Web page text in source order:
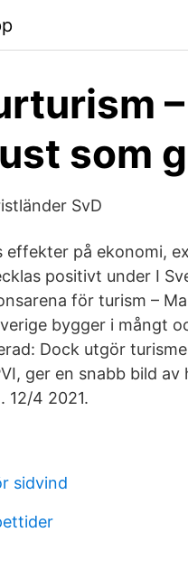
som
SvD
effekter på ekonomi,
positivt under I
för turism –
bygger i mångt
Dock utgör
ger en snabb bild
12/4 2021.
sidvind